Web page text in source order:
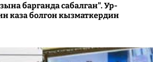
барганда сабалган". Ур-
каза болгон кызматкердин